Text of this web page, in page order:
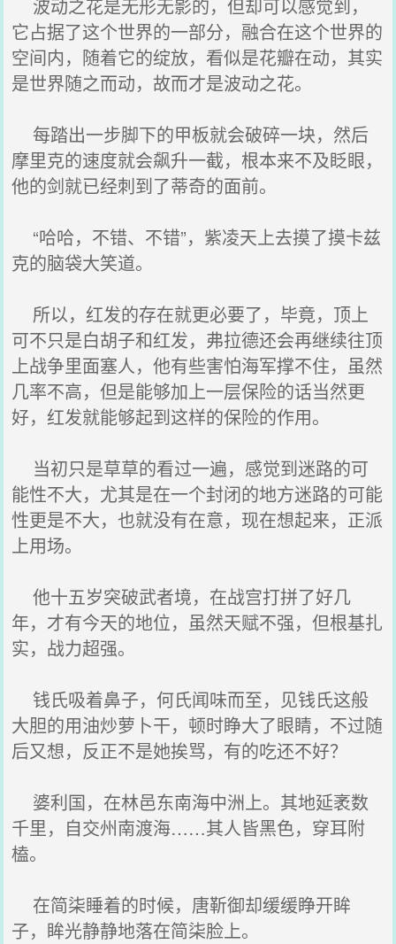
波动之花是无形无影的，但却可以感觉到，
它占据了这个世界的一部分，融合在这个世界的
空间内，随着它的绽放，看似是花瓣在动，其实
是世界随之而动，故而才是波动之花。
每踏出一步脚下的甲板就会破碎一块，然后
摩里克的速度就会飙升一截，根本来不及眨眼，
他的剑就已经刺到了蒂奇的面前。
“哈哈，不错、不错”，紫凌天上去摸了摸卡兹
克的脑袋大笑道。
所以，红发的存在就更必要了，毕竟，顶上
可不只是白胡子和红发，弗拉德还会再继续往顶
上战争里面塞人，他有些害怕海军撑不住，虽然
几率不高，但是能够加上一层保险的话当然更
好，红发就能够起到这样的保险的作用。
当初只是草草的看过一遍，感觉到迷路的可
能性不大，尤其是在一个封闭的地方迷路的可能
性更是不大，也就没有在意，现在想起来，正派
上用场。
他十五岁突破武者境，在战宫打拼了好几
年，才有今天的地位，虽然天赋不强，但根基扎
实，战力超强。
钱氏吸着鼻子，何氏闻味而至，见钱氏这般
大胆的用油炒萝卜干，顿时睁大了眼睛，不过随
后又想，反正不是她挨骂，有的吃还不好？
婆利国，在林邑东南海中洲上。其地延袤数
千里，自交州南渡海……其人皆黑色，穿耳附
榼。
在简柒睡着的时候，唐靳御却缓缓睁开眸
子，眸光静静地落在简柒脸上。